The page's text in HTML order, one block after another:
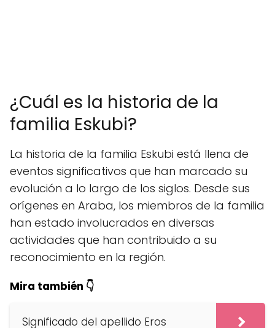
¿Cuál es la historia de la
familia Eskubi?
La historia de la familia Eskubi está llena de
eventos significativos que han marcado su
evolución a lo largo de los siglos. Desde sus
orígenes en Araba, los miembros de la familia
han estado involucrados en diversas
actividades que han contribuido a su
reconocimiento en la región.
Mira también 👇
Significado del apellido Eros